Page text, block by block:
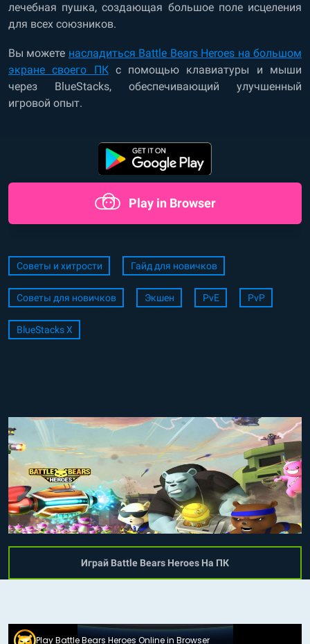
лечебная пушка, создающая большое поле исцеления
для всех союзников.
Вы можете насладиться Battle Bears Heroes на большом
экране своего ПКс помощью клавиатуры и мыши
через BlueStacks, обеспечивающий улучшенный
игровой опыт.
Play in Browser
Советы и хитрости Гайд для новичков
Советы для новичков Экшен PvE PvP
BlueStacks X
Играй Battle Bears Heroes На ПК